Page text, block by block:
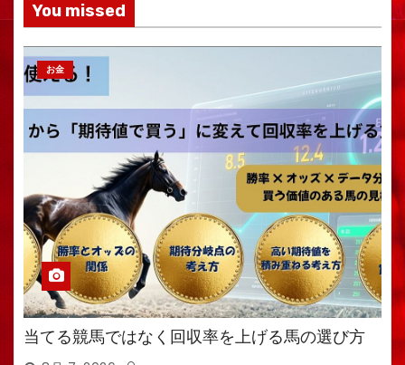
You missed
お金
当てる競馬ではなく回収率を上げる馬の選び方